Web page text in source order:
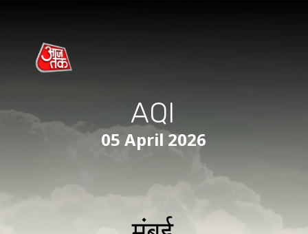
AQI
05 April 2026